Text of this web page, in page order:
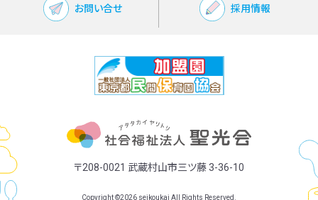
お問い合せ 採用情報
〒208-0021 武蔵村山市三ツ藤 3-36-10
Copyright ©2026 seikoukai All Rights Reserved.